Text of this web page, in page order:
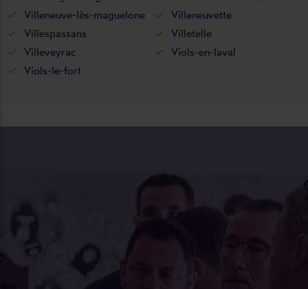
Villeneuve-lès-maguelone
Villeneuvette
Villespassans
Villetelle
Villeveyrac
Viols-en-laval
Viols-le-fort